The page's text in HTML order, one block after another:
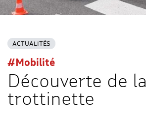
ACTUALITÉS
#Mobilité
Découverte de la
trottinette